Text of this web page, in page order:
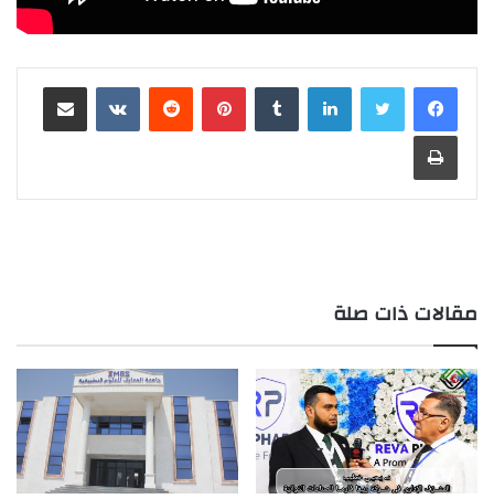
لينكدإن بينتيريست مشاركة عبر البريد
طباعة
مقالات ذات صلة